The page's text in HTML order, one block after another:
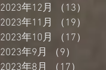
2023年12月
（13）
2023年11月
（19）
2023年10月
（17）
2023年9月
（9）
2023年8月
（17）